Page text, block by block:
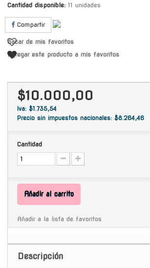
Cantidad disponible: 11 unidades
Compartir
Sacar de mis favoritos
Agregar este producto a mis favoritos
$10.000,00
Iva: $1.735,54
Precio sin impuestos nacionales: $8.264,46
Cantidad
Añadir al carrito
Añadir a la lista de favoritos
Descripción